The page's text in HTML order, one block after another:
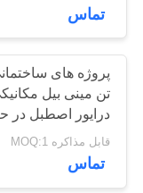
درخواست
نقل قول
نقشه
سایت
چهار
25
تماس
تن مینی بیل
درایور اصطبل در
قابل مذاکره MOQ:1
تماس